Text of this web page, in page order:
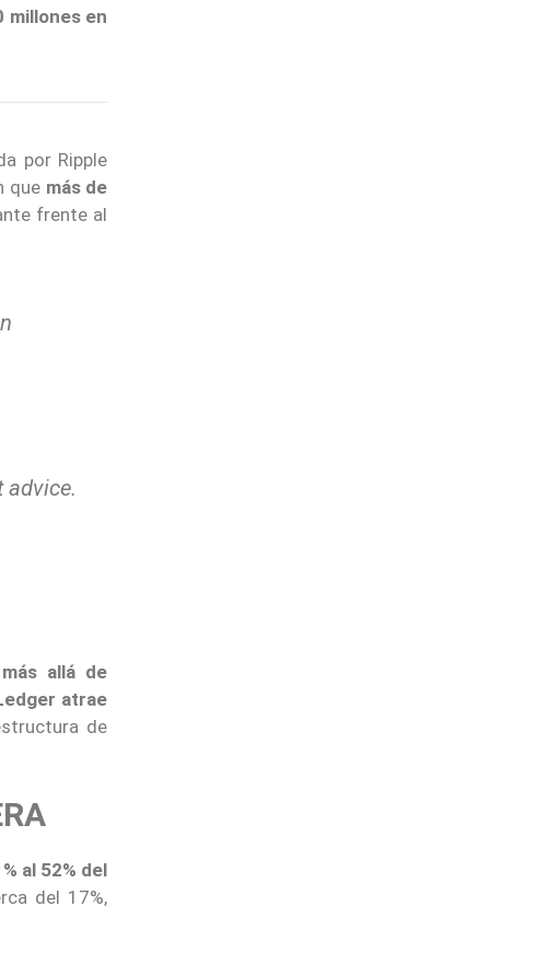
millones en
por Ripple
que más de
frente al
advice.
allá de
atrae
de
al 52% del
del 17%,